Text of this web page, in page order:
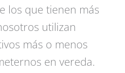
los que tienen más
utilizan
más o menos
en vereda.